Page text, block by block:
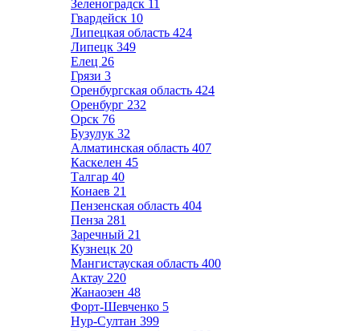
Зеленоградск 11
Гвардейск 10
Липецкая область 424
Липецк 349
Елец 26
Грязи 3
Оренбургская область 424
Оренбург 232
Орск 76
Бузулук 32
Алматинская область 407
Каскелен 45
Талгар 40
Конаев 21
Пензенская область 404
Пенза 281
Заречный 21
Кузнецк 20
Мангистауская область 400
Актау 220
Жанаозен 48
Форт-Шевченко 5
Нур-Султан 399